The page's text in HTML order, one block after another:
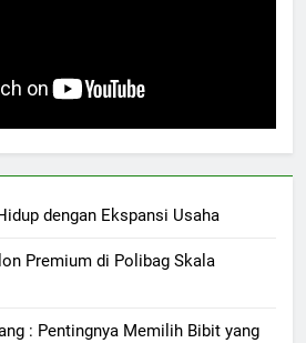
dengan Ekspansi Usaha
Premium di Polibag Skala
: Pentingnya Memilih Bibit yang